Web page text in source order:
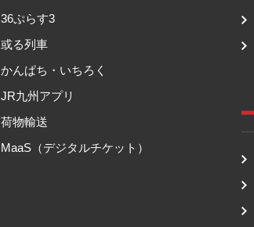
36ぷらす3
或る列車
かんぱち・いちろく
JR九州アプリ
荷物輸送
MaaS（デジタルチケット）